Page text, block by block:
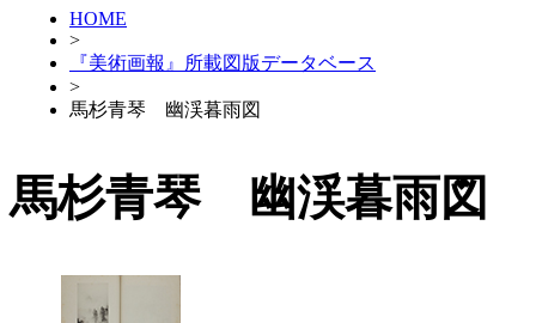
HOME
>
『美術画報』所載図版データベース
>
馬杉青琴 幽渓暮雨図
馬杉青琴 幽渓暮雨図